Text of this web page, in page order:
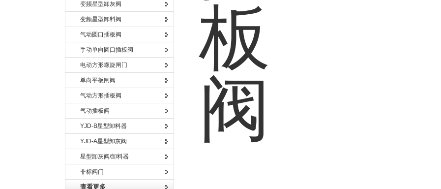
变频星型卸灰阀
变频星型卸料阀
气动圆口插板阀
手动单向圆口插板阀
电动方形螺旋闸门
单向平板闸阀
气动方形插板阀
气动插板阀
YJD-B星型卸料器
YJD-A星型卸灰阀
星型卸灰阀/卸料器
非标阀门
查看更多